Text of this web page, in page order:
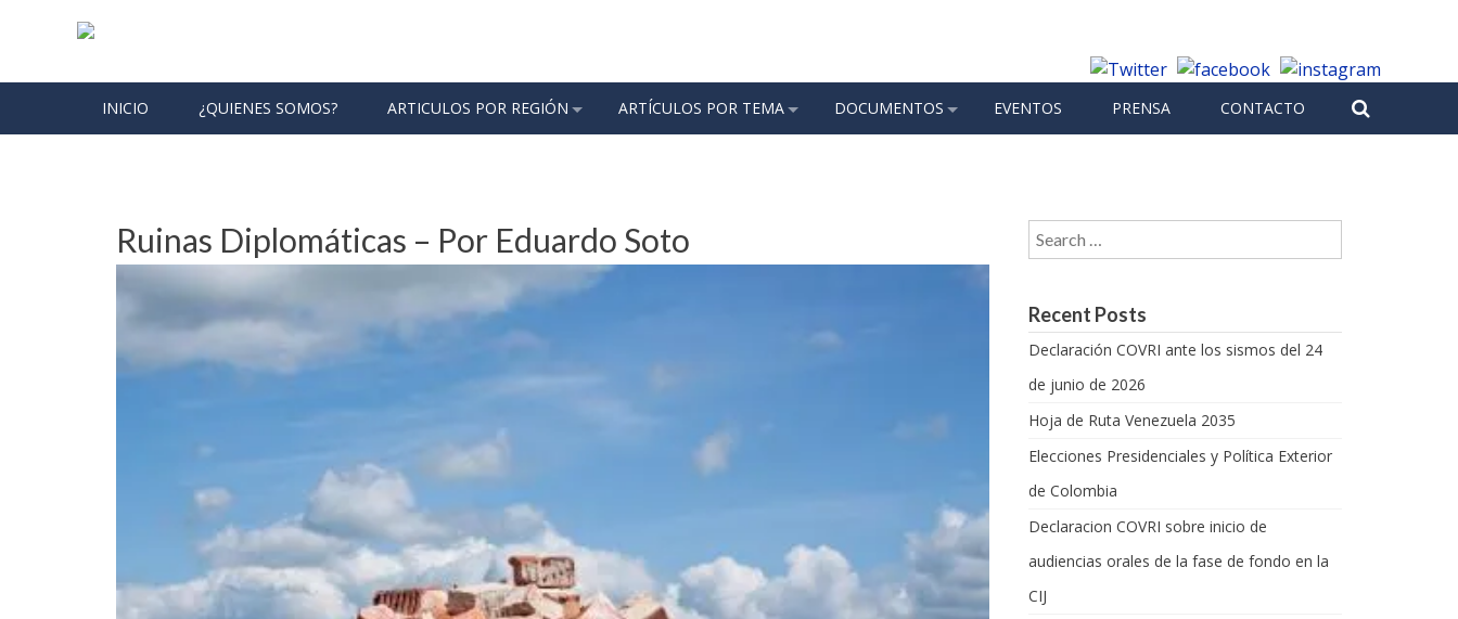
INICIO ¿QUIENES SOMOS? ARTICULOS POR REGIÓN ARTÍCULOS POR TEMA DOCUMENTOS EVENTOS PRENSA CONTACTO
Ruinas Diplomáticas – Por Eduardo Soto
Search for:
Recent Posts
Declaración COVRI ante los sismos del 24
de junio de 2026
Hoja de Ruta Venezuela 2035
Elecciones Presidenciales y Política Exterior
de Colombia
Declaracion COVRI sobre inicio de
audiencias orales de la fase de fondo en la
CIJ